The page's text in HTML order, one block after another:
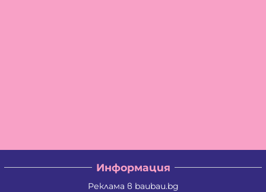
Информация
Реклама в baubau.bg